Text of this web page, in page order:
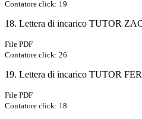
Contatore click: 19
18. Lettera di incarico TUTOR
File PDF
Contatore click: 26
19. Lettera di incarico TUTOR
File PDF
Contatore click: 18